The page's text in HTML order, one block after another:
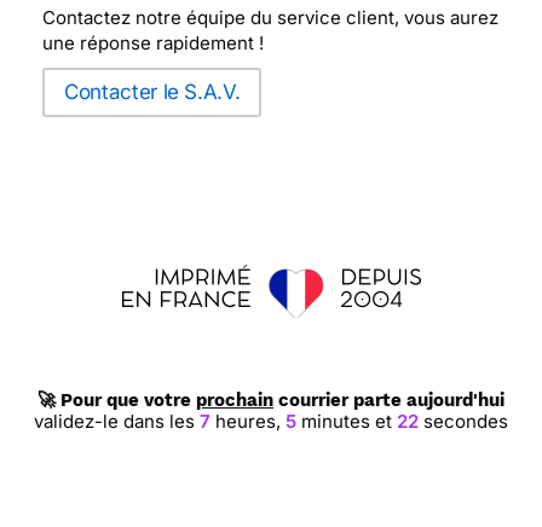
Contactez notre équipe du service client, vous aurez
une réponse rapidement !
Contacter le S.A.V.
🚀 Pour que votre prochain courrier parte aujourd'hui
validez-le dans les7 heures,5 minutes et21secondes